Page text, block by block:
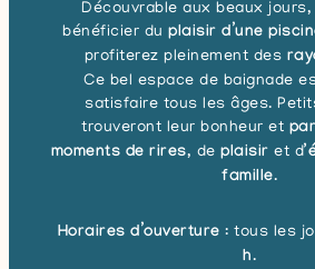
Découvrable aux beaux
bénéficier duplaisir d’une
profiterez pleinement des
Ce bel espace de baignade
satisfaire tous les âges.
trouveront leur bonheur et
moments de rires, de plaisir et d’
famille.
Horaires d’ouverture : tous les
h.